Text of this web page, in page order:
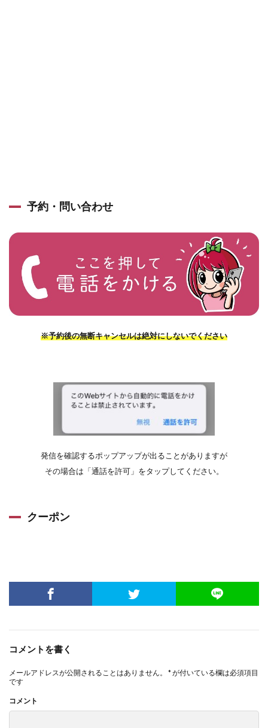
予約・問い合わせ
※予約後の無断キャンセルは絶対にしないでください
発信を確認するポップアップが出ることがありますが
その場合は「通話を許可」をタップしてください。
クーポン
コメントを書く
メールアドレスが公開されることはありません。 *が付いている欄は必須項目
です
コメント